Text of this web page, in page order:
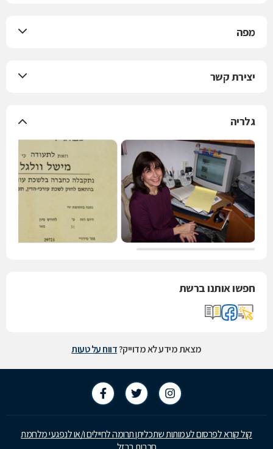
מפה
יצירת קשר
גלריה
חפשו אותנו ברשת
מצאת מידע לא מדוייק?דווח על טעות
קול קורא לפרסום לעמותות שתכליתן תרומה לחיילים ו/או לנפגעי מלחמת